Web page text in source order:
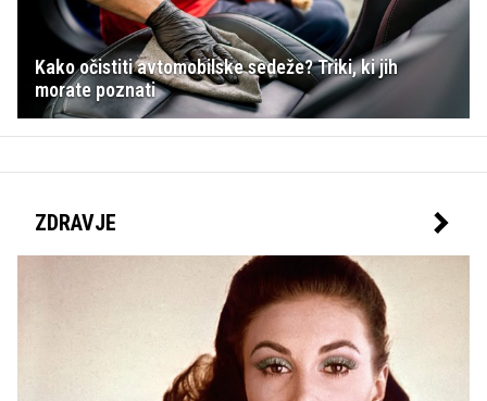
Kako očistiti avtomobilske sedeže? Triki, ki jih
morate poznati
ZDRAVJE